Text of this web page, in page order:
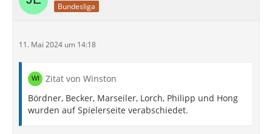
Bundesliga
11. Mai 2024 um 14:18
Zitat von Winston
Bördner, Becker, Marseiler, Lorch, Philipp und Hong
wurden auf Spielerseite verabschiedet.